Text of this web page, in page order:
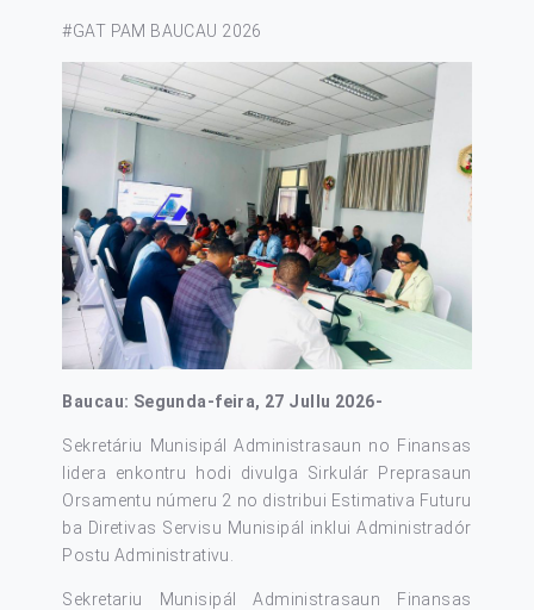
#GAT PAM BAUCAU 2026
Baucau: Segunda-feira, 27 Jullu 2026-
Sekretáriu Munisipál Administrasaun no Finansas
lidera enkontru hodi divulga Sirkulár Preprasaun
Orsamentu númeru 2 no distribui Estimativa Futuru
ba Diretivas Servisu Munisipál inklui Administradór
Postu Administrativu.
Sekretariu Munisipál Administrasaun Finansas